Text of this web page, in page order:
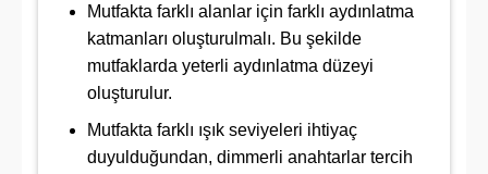
Mutfakta farklı alanlar için farklı aydınlatma
katmanları oluşturulmalı. Bu şekilde
mutfaklarda yeterli aydınlatma düzeyi
oluşturulur.
Mutfakta farklı ışık seviyeleri ihtiyaç
duyulduğundan, dimmerli anahtarlar tercih